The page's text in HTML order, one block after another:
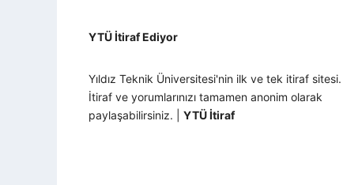
YTÜ İtiraf Ediyor
Yıldız Teknik Üniversitesi'nin ilk ve tek itiraf sitesi.
İtiraf ve yorumlarınızı tamamen anonim olarak
paylaşabilirsiniz. | YTÜ İtiraf